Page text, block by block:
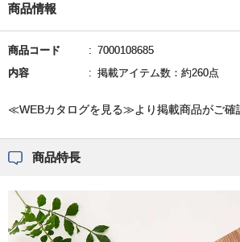
商品情報
商品コード
7000108685
内容
掲載アイテム数：約260点
≪WEBカタログを見る≫より掲載商品がご確
商品特長